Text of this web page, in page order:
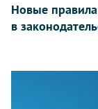
Новые
в